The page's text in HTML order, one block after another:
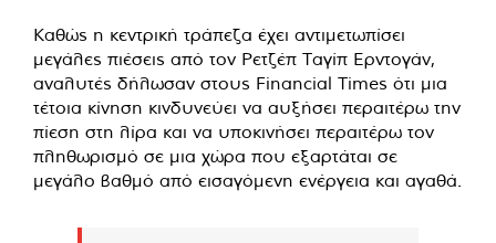
Καθώς η κεντρική τράπεζα έχει αντιμετωπίσει
μεγάλες πιέσεις από τον Ρετζέπ Ταγίπ Ερντογάν,
αναλυτές δήλωσαν στους Financial Times ότι μια
τέτοια κίνηση κινδυνεύει να αυξήσει περαιτέρω την
πίεση στη λίρα και να υποκινήσει περαιτέρω τον
πληθωρισμό σε μια χώρα που εξαρτάται σε
μεγάλο βαθμό από εισαγόμενη ενέργεια και αγαθά.